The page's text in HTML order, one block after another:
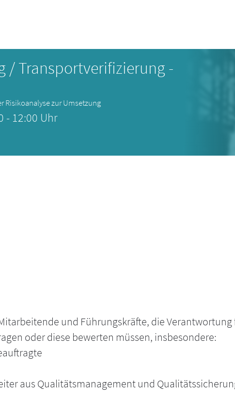
/ Transportverifizierung -
Risikoanalyse zur Umsetzung
- 12:00 Uhr
und Führungskräfte, die Verantwortung
oder diese bewerten müssen, insbesondere:
aus Qualitätsmanagement und